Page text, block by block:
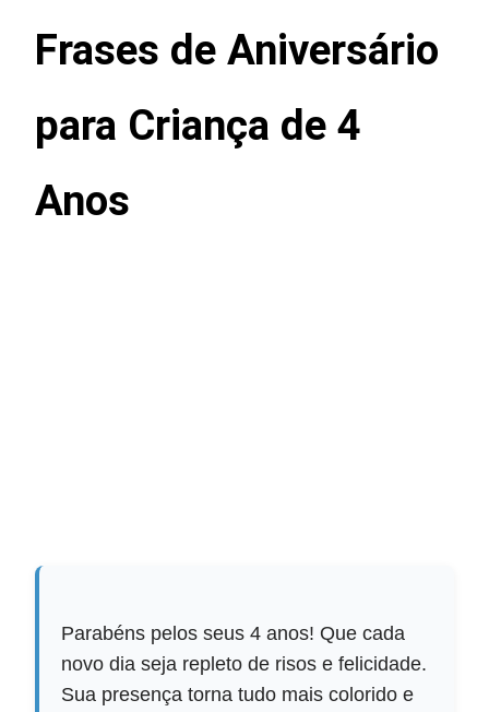
Frases de Aniversário
para Criança de 4
Anos
Parabéns pelos seus 4 anos! Que cada
novo dia seja repleto de risos e felicidade.
Sua presença torna tudo mais colorido e